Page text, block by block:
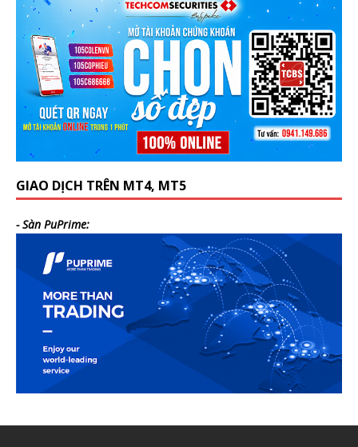
GIAO DỊCH TRÊN MT4, MT5
- Sàn PuPrime: